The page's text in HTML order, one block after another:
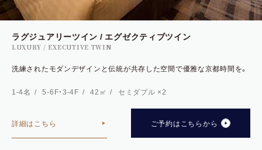
ラグジュアリーツイン / エグゼクティブツイン
LUXURY / EXECUTIVE TWIN
洗練されたモダンデザインと伝統が共存した空間で優雅な京都時間を。
1-4名 5-6F・3-4F 42㎡ セミダブル ×2
詳細はこちら ご予約はこちらから